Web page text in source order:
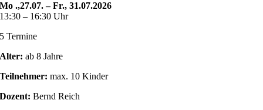
Mo .,27.07. – Fr., 31.07.2026
13:30 – 16:30 Uhr
5 Termine
Alter: ab 8 Jahre
Teilnehmer: max. 10 Kinder
Dozent: Bernd Reich